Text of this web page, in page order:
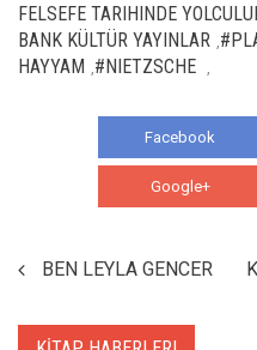
FELSEFE TARIHINDE
BANK KÜLTÜR YAYINLAR
HAYYAM #NIETZSCHE
Facebook
Google+
BEN LEYLA GENCER